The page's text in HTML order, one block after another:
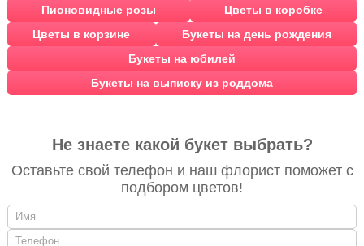
Пионовидные розы
Цветы в коробке
Цветы в корзине
Букеты на день рождения
Букеты на юбилей
Букеты на выписку из роддома
Не знаете какой букет выбрать?
Оставьте свой телефон и наш флорист поможет с
подбором цветов!